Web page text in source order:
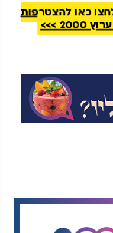
כאן להצטרפות
>>>